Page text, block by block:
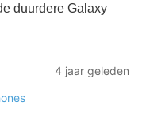
duurdere Galaxy
4 jaar geleden